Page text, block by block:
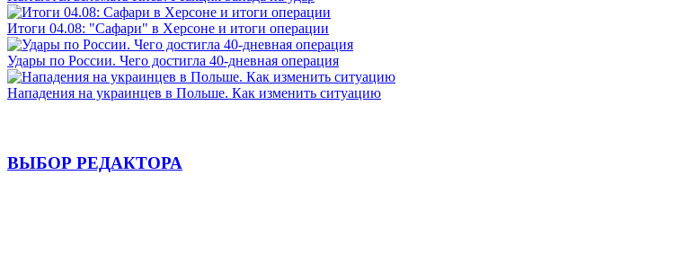
Итоги 04.08: "Сафари" в Херсоне и итоги операции
Удары по России. Чего достигла 40-дневная операция
Нападения на украинцев в Польше. Как изменить ситуацию
ВЫБОР РЕДАКТОРА